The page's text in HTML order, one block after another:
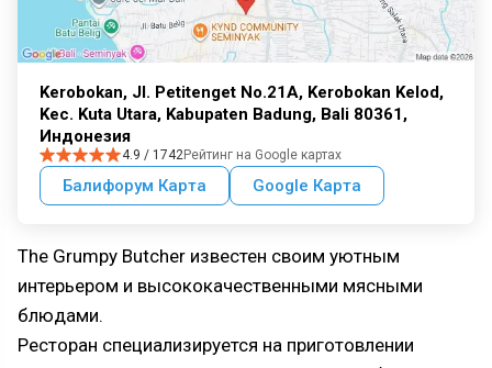
Kerobokan, Jl. Petitenget No.21A, Kerobokan Kelod,
Kec. Kuta Utara, Kabupaten Badung, Bali 80361,
Индонезия
4.9 / 1742Рейтинг на Google картах
Балифорум Карта Google Карта
The Grumpy Butcher известен своим уютным
интерьером и высококачественными мясными
блюдами.
Ресторан специализируется на приготовлении